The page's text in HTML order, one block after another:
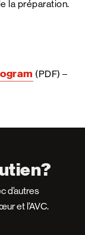
la préparation.
(PDF) –
d’autres
et l’AVC.